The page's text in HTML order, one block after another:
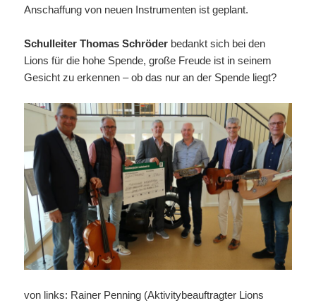
Anschaffung von neuen Instrumenten ist geplant.
Schulleiter Thomas Schröder bedankt sich bei den
Lions für die hohe Spende, große Freude ist in seinem
Gesicht zu erkennen – ob das nur an der Spende liegt?
von links: Rainer Penning (Aktivitybeauftragter Lions